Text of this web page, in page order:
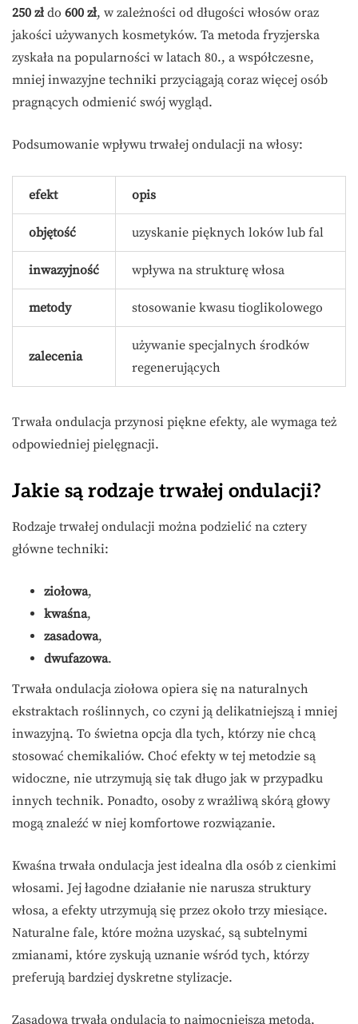
250 zł do 600 zł, w zależności od długości włosów oraz
jakości używanych kosmetyków. Ta metoda fryzjerska
zyskała na popularności w latach 80., a współczesne,
mniej inwazyjne techniki przyciągają coraz więcej osób
pragnących odmienić swój wygląd.
Podsumowanie wpływu trwałej ondulacji na włosy:
efekt opis
objętość uzyskanie pięknych loków lub fal
inwazyjność wpływa na strukturę włosa
metody stosowanie kwasu tioglikolowego
zalecenia
używanie specjalnych środków
regenerujących
Trwała ondulacja przynosi piękne efekty, ale wymaga też
odpowiedniej pielęgnacji.
Jakie są rodzaje trwałej ondulacji?
Rodzaje trwałej ondulacji można podzielić na cztery
główne techniki:
ziołowa,
kwaśna,
zasadowa,
dwufazowa.
Trwała ondulacja ziołowa opiera się na naturalnych
ekstraktach roślinnych, co czyni ją delikatniejszą i mniej
inwazyjną. To świetna opcja dla tych, którzy nie chcą
stosować chemikaliów. Choć efekty w tej metodzie są
widoczne, nie utrzymują się tak długo jak w przypadku
innych technik. Ponadto, osoby z wrażliwą skórą głowy
mogą znaleźć w niej komfortowe rozwiązanie.
Kwaśna trwała ondulacja jest idealna dla osób z cienkimi
włosami. Jej łagodne działanie nie narusza struktury
włosa, a efekty utrzymują się przez około trzy miesiące.
Naturalne fale, które można uzyskać, są subtelnymi
zmianami, które zyskują uznanie wśród tych, którzy
preferują bardziej dyskretne stylizacje.
Zasadowa trwała ondulacja to najmocniejsza metoda,